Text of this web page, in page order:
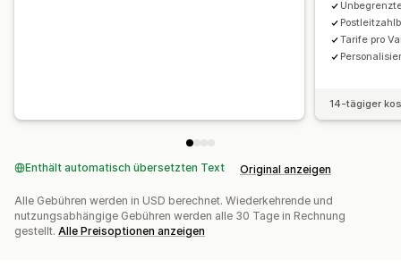
Tarife pro
14-tägiger
Enthält automatisch übersetzten Text Original anzeigen
Alle Gebühren werden in USD berechnet. Wiederkehrende und
nutzungsabhängige Gebühren werden alle 30 Tage in Rechnung
gestellt. Alle Preisoptionen anzeigen